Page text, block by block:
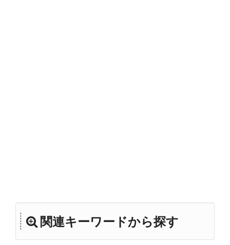
関連キーワードから探す